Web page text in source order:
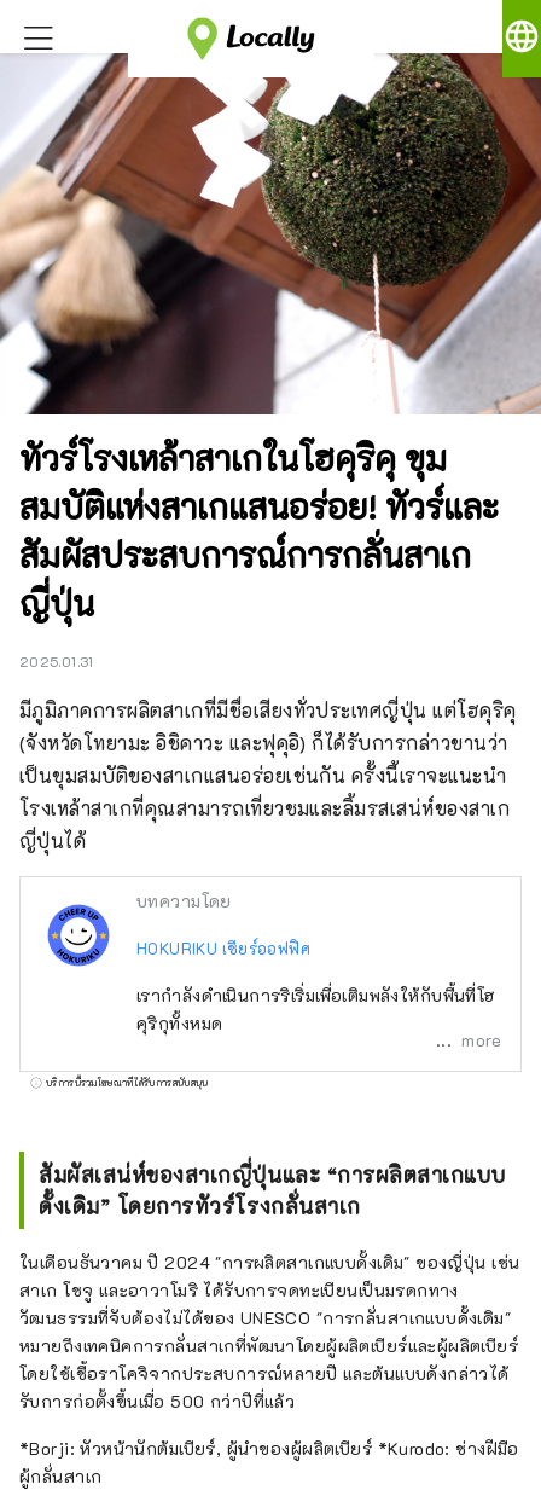
language
ทัวร์โรงเหล้าสาเกในโฮคุริคุ ขุม
สมบัติแห่งสาเกแสนอร่อย! ทัวร์และ
สัมผัสประสบการณ์การกลั่นสาเก
ญี่ปุ่น
2025.01.31
มีภูมิภาคการผลิตสาเกที่มีชื่อเสียงทั่วประเทศญี่ปุ่น แต่โฮคุริคุ
(จังหวัดโทยามะ อิชิคาวะ และฟุคุอิ) ก็ได้รับการกล่าวขานว่า
เป็นขุมสมบัติของสาเกแสนอร่อยเช่นกัน ครั้งนี้เราจะแนะนำ
โรงเหล้าสาเกที่คุณสามารถเที่ยวชมและลิ้มรสเสน่ห์ของสาเก
ญี่ปุ่นได้
บทความโดย
HOKURIKU เชียร์ออฟฟิศ
เรากำลังดำเนินการริเริ่มเพื่อเติมพลังให้กับพื้นที่โฮ
คุริกุทั้งหมด
more
บริการนี้รวมโฆษณาที่ได้รับการสนับสนุน
สัมผัสเสน่ห์ของสาเกญี่ปุ่นและ “การผลิตสาเกแบบ
ดั้งเดิม” โดยการทัวร์โรงกลั่นสาเก
ในเดือนธันวาคม ปี 2024 "การผลิตสาเกแบบดั้งเดิม" ของญี่ปุ่น เช่น
สาเก โชจู และอาวาโมริ ได้รับการจดทะเบียนเป็นมรดกทาง
วัฒนธรรมที่จับต้องไม่ได้ของ UNESCO "การกลั่นสาเกแบบดั้งเดิม"
หมายถึงเทคนิคการกลั่นสาเกที่พัฒนาโดยผู้ผลิตเบียร์และผู้ผลิตเบียร์
โดยใช้เชื้อราโคจิจากประสบการณ์หลายปี และต้นแบบดังกล่าวได้
รับการก่อตั้งขึ้นเมื่อ 500 กว่าปีที่แล้ว
*Borji: หัวหน้านักต้มเบียร์, ผู้นำของผู้ผลิตเบียร์ *Kurodo: ช่างฝีมือ
ผู้กลั่นสาเก